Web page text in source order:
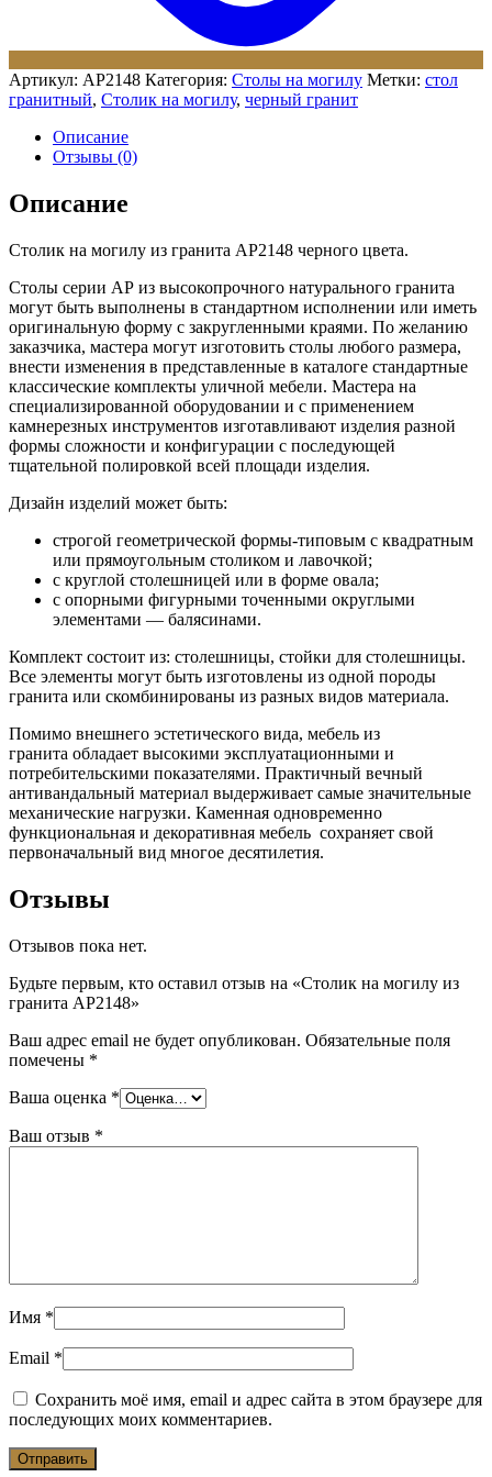
Артикул: АР2148 Категория: Столы на могилу Метки: стол
гранитный, Столик на могилу, черный гранит
Описание
Отзывы (0)
Описание
Столик на могилу из гранита АР2148 черного цвета.
Столы серии АР из высокопрочного натурального гранита
могут быть выполнены в стандартном исполнении или иметь
оригинальную форму с закругленными краями. По желанию
заказчика, мастера могут изготовить столы любого размера,
внести изменения в представленные в каталоге стандартные
классические комплекты уличной мебели. Мастера на
специализированной оборудовании и с применением
камнерезных инструментов изготавливают изделия разной
формы сложности и конфигурации с последующей
тщательной полировкой всей площади изделия.
Дизайн изделий может быть:
строгой геометрической формы-типовым с квадратным
или прямоугольным столиком и лавочкой;
с круглой столешницей или в форме овала;
с опорными фигурными точенными округлыми
элементами — балясинами.
Комплект состоит из: столешницы, стойки для столешницы.
Все элементы могут быть изготовлены из одной породы
гранита или скомбинированы из разных видов материала.
Помимо внешнего эстетического вида, мебель из
гранита обладает высокими эксплуатационными и
потребительскими показателями. Практичный вечный
антивандальный материал выдерживает самые значительные
механические нагрузки. Каменная одновременно
функциональная и декоративная мебель сохраняет свой
первоначальный вид многое десятилетия.
Отзывы
Отзывов пока нет.
Будьте первым, кто оставил отзыв на «Столик на могилу из
гранита АР2148»
Ваш адрес email не будет опубликован. Обязательные поля
помечены *
Ваша оценка *
Ваш отзыв *
Имя *
Email *
Сохранить моё имя, email и адрес сайта в этом браузере для
последующих моих комментариев.